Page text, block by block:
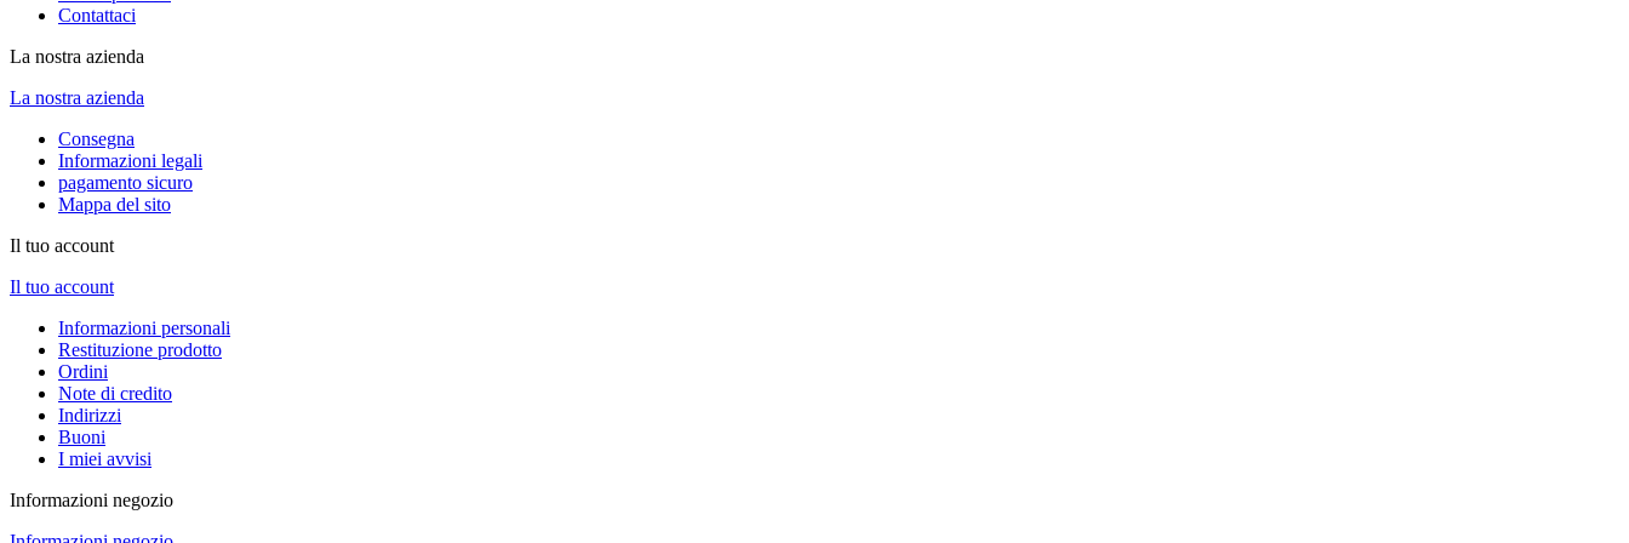
Contattaci
La nostra azienda
La nostra azienda
Consegna
Informazioni legali
pagamento sicuro
Mappa del sito
Il tuo account
Il tuo account
Informazioni personali
Restituzione prodotto
Ordini
Note di credito
Indirizzi
Buoni
I miei avvisi
Informazioni negozio